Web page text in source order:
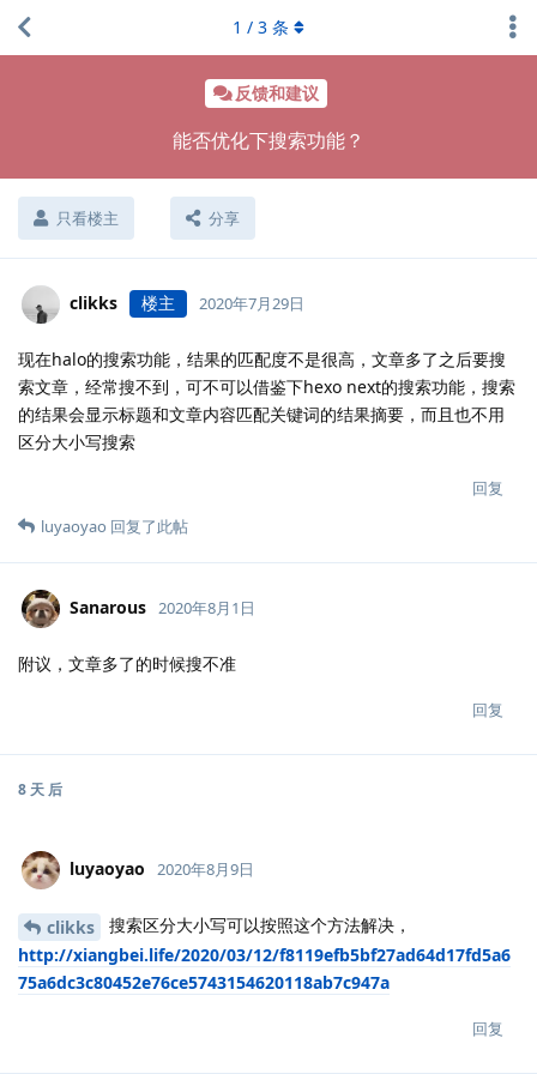
反馈和建议
能否优化下搜索功能？
只看楼主 分享
1 / 3 条
clikks 楼主 2020年7月29日
现在halo的搜索功能，结果的匹配度不是很高，文章多了之后要搜
索文章，经常搜不到，可不可以借鉴下hexo next的搜索功能，搜索
的结果会显示标题和文章内容匹配关键词的结果摘要，而且也不用
区分大小写搜索
回复
luyaoyao 回复了此帖
Sanarous 2020年8月1日
附议，文章多了的时候搜不准
回复
8 天 后
luyaoyao 2020年8月9日
clikks
搜索区分大小写可以按照这个方法解决，
http://xiangbei.life/2020/03/12/f8119efb5bf27ad64d17fd5a6
75a6dc3c80452e76ce5743154620118ab7c947a
回复